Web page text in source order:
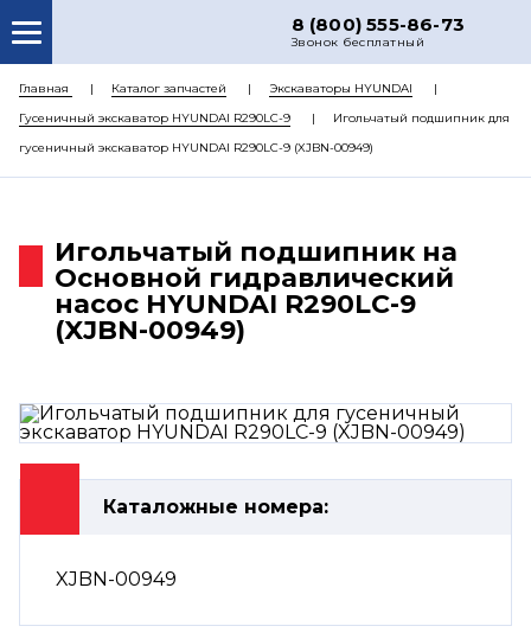
8 (800) 555-86-73
Звонок бесплатный
О НАС
КАТАЛОГ ЗАПЧАСТЕЙ
РЕМОНТ
ЦЕНЫ
КОНТАКТЫ
Главная Каталог запчастей
Экскаваторы HYUNDAI
Гусеничный экскаватор HYUNDAI R290LC-9
Игольчатый подшипник для
гусеничный экскаватор HYUNDAI R290LC-9 (XJBN-00949)
Игольчатый подшипник на
Основной гидравлический
насос HYUNDAI R290LC-9
(XJBN-00949)
Каталожные номера:
XJBN-00949